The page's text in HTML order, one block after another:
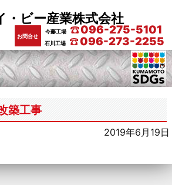
・ビー産業株式会社
お問合せ
今藤工場 096-275-5101
石川工場 096-273-2255
築工事
2019年6月19日